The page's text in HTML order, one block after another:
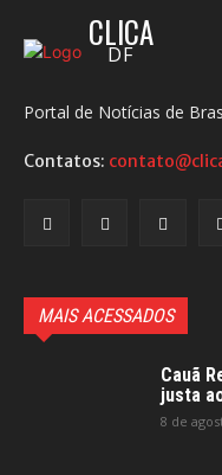
CLICA
DF
Portal de Notícias de
Contatos:
MAIS ACESSADOS
Cauã
justa
8 de